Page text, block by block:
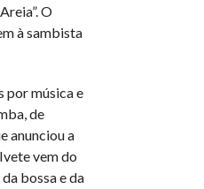
O
à sambista
por música e
de
anunciou a
vem do
bossa e da